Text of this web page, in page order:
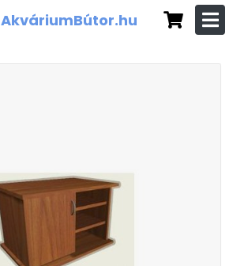
AkváriumBútor.hu